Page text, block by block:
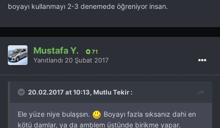
boyayı kullanmayı 2-3 denemede öğreniyor insan.
Mustafa Y. 71
Yanıtlandı 20 Şubat 2017
20.02.2017 at 10:13, Mutlu Tekir :
Ele yüze niye bulaşsın.
Boyayı fazla sıksanız dahi en
kötü damlar, ya da amblem üstünde birikme yapar.